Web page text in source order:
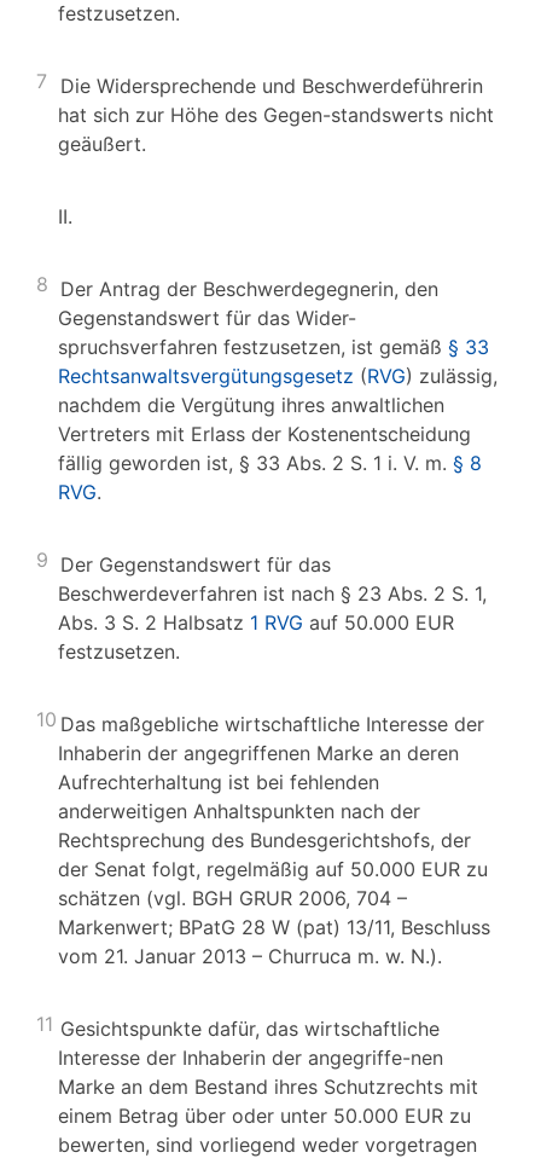
festzusetzen.
7
Die Widersprechende und Beschwerdeführerin
hat sich zur Höhe des Gegen-standswerts nicht
geäußert.
II.
8 Der Antrag der Beschwerdegegnerin, den
Gegenstandswert für das Wider-
spruchsverfahren festzusetzen, ist gemäß § 33
Rechtsanwaltsvergütungsgesetz (RVG) zulässig,
nachdem die Vergütung ihres anwaltlichen
Vertreters mit Erlass der Kostenentscheidung
fällig geworden ist, § 33 Abs. 2 S. 1 i. V. m. § 8
RVG.
9 Der Gegenstandswert für das
Beschwerdeverfahren ist nach § 23 Abs. 2 S. 1,
Abs. 3 S. 2 Halbsatz 1 RVG auf 50.000 EUR
festzusetzen.
10 Das maßgebliche wirtschaftliche Interesse der
Inhaberin der angegriffenen Marke an deren
Aufrechterhaltung ist bei fehlenden
anderweitigen Anhaltspunkten nach der
Rechtsprechung des Bundesgerichtshofs, der
der Senat folgt, regelmäßig auf 50.000 EUR zu
schätzen (vgl. BGH GRUR 2006, 704 –
Markenwert; BPatG 28 W (pat) 13/11, Beschluss
vom 21. Januar 2013 – Churruca m. w. N.).
11 Gesichtspunkte dafür, das wirtschaftliche
Interesse der Inhaberin der angegriffe-nen
Marke an dem Bestand ihres Schutzrechts mit
einem Betrag über oder unter 50.000 EUR zu
bewerten, sind vorliegend weder vorgetragen